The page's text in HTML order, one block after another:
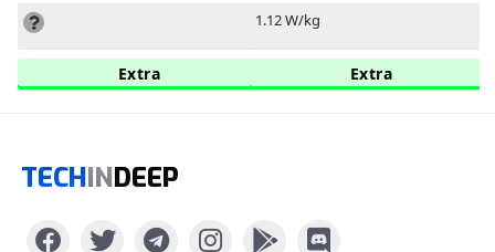
Extra
1.12 W/kg
Extra
TECHINDEEP